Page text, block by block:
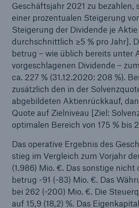
Geschäftsjahr 2021 zu bezahlen,
einer prozentualen Steigerung
Steigerung der Dividende je
durchschnittlich ≥5 % pro Jahr].
betrug – wie üblich bereits unter
vorgeschlagenen Dividende –
ca. 227 % (31.12.2020: 208 %).
zusätzlich den in der
abgebildeten Aktienrückkauf,
Quote auf Zielniveau [Ziel:
optimalen Bereich von 175 % bis
Das operative Ergebnis des
stieg im Vergleich zum Vorjahr
(1.986) Mio. €. Das sonstige
betrug -91 (-83) Mio. €. Das
bei 262 (-200) Mio. €. Die
auf 15,9 (18,2) %. Das
Rückversicherung Leben/Gesundheit
MIRA Digital Suite